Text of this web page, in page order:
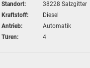
Standort:
38228 Salzgitter
Kraftstoff:
Diesel
Antrieb:
Automatik
Türen:
4